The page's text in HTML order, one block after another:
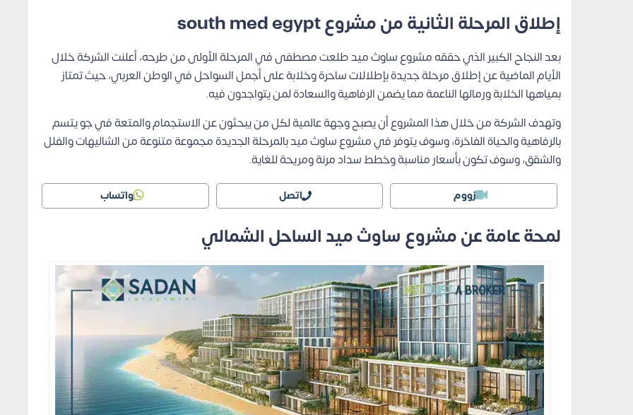
إطلاق المرحلة الثانية من مشروع south med egypt
بعد النجاح الكبير الذي حققه مشروع ساوث ميد طلعت مصطفى في المرحلة الأولى من طرحه، أعلنت الشركة خلال
الأيام الماضية عن إطلاق مرحلة جديدة بإطلالات ساحرة وخلابة على أجمل السواحل في الوطن العربي، حيث تمتاز
بمياهها الخلابة ورمالها الناعمة مما يضمن الرفاهية والسعادة لمن يتواجدون فيه.
وتهدف الشركة من خلال هذا المشروع أن يصبح وجهة عالمية لكل من يبحثون عن الاستجمام والمتعة في جو يتسم
بالرفاهية والحياة الفاخرة، وسوف يتوفر في مشروع ساوث ميد بالمرحلة الجديدة مجموعة متنوعة من الشاليهات والفلل
والشقق، وسوف تكون بأسعار مناسبة وخطط سداد مرنة ومريحة للغاية.
زووم اتصل واتساب
لمحة عامة عن مشروع ساوث ميد الساحل الشمالي